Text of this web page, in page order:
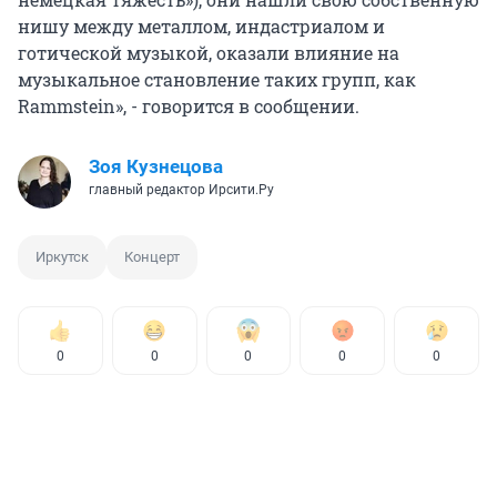
нишу между металлом, индастриалом и
готической музыкой, оказали влияние на
музыкальное становление таких групп, как
Rammstein», - говорится в сообщении.
Зоя Кузнецова
главный редактор Ирсити.Ру
Иркутск Концерт
0 0 0 0 0